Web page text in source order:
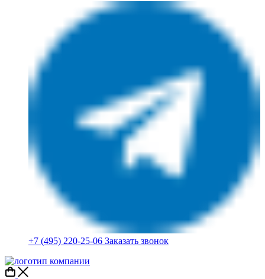
+7 (495) 220-25-06 Заказать звонок